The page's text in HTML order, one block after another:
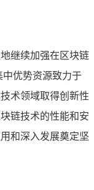
继续加强在区块链
优势资源致力于
术领域取得创新性
链技术的性能和安
和深入发展奠定坚